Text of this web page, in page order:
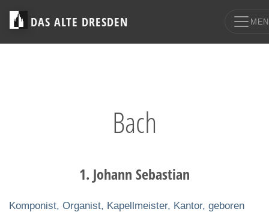
DAS ALTE DRESDEN
Bach
1. Johann Sebastian
Komponist, Organist, Kapellmeister, Kantor, geboren